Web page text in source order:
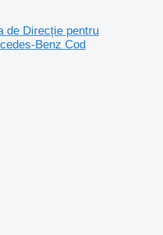
de Direcție pentru
Benz Cod